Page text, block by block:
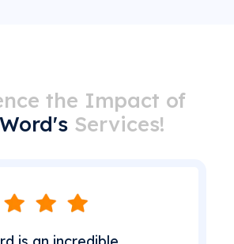
the Impact of
Services!